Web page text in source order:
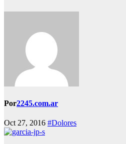
Por2245.com.ar
Oct 27, 2016 #Dolores